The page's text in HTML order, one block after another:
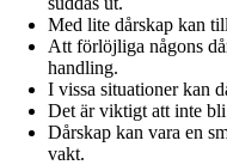
Med lite dårskap kan
Att förlöjliga någons
handling.
I vissa situationer kan
Det är viktigt att inte
Dårskap kan vara en
vakt.